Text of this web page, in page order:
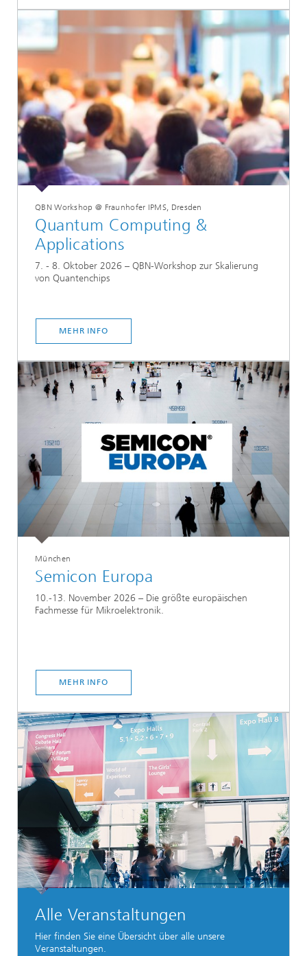
QBN Workshop @ Fraunhofer IPMS, Dresden
Quantum Computing &
Applications
7. - 8. Oktober 2026 – QBN-Workshop zur Skalierung
von Quantenchips
MEHR INFO
München
Semicon Europa
10.-13. November 2026 – Die größte europäischen
Fachmesse für Mikroelektronik.
MEHR INFO
Alle Veranstaltungen
Hier finden Sie eine Übersicht über alle unsere
Veranstaltungen.